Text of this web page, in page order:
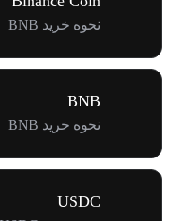
نحوه خرید BNB
BNB
نحوه خرید BNB
USDC